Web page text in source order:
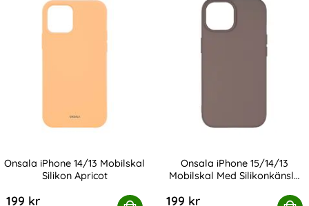
Onsala iPhone 14/13 Mobilskal
Silikon Apricot
199 kr
Onsala iPhone 15/14/13
Mobilskal Med Silikonkänsla
199 kr